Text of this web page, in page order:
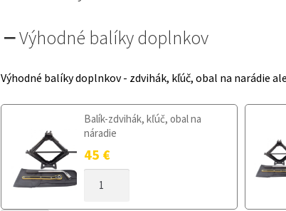
Výhodné balíky doplnkov
Výhodné balíky doplnkov - zdvihák, kľúč, obal na narádie
Balík-zdvihák, kľúč, obal na
náradie
45 €
DOJAZDOVÉ